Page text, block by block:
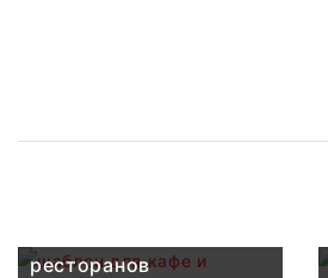
ресторанов